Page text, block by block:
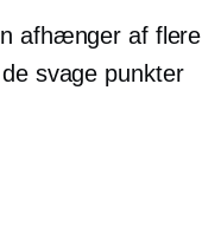
afhænger af flere
svage punkter